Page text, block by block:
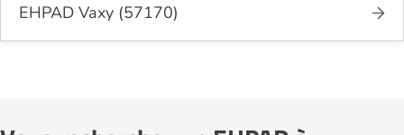
EHPAD Vaxy (57170)